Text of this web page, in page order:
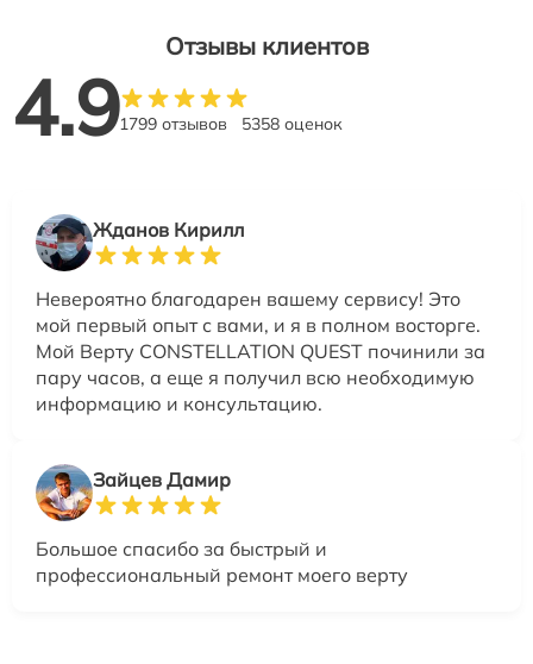
Отзывы клиентов
4.91799 отзывов 5358 оценок
Жданов Кирилл
Невероятно благодарен вашему сервису! Это
мой первый опыт с вами, и я в полном восторге.
Мой Верту CONSTELLATION QUEST починили за
пару часов, а еще я получил всю необходимую
информацию и консультацию.
Зайцев Дамир
Большое спасибо за быстрый и
профессиональный ремонт моего верту